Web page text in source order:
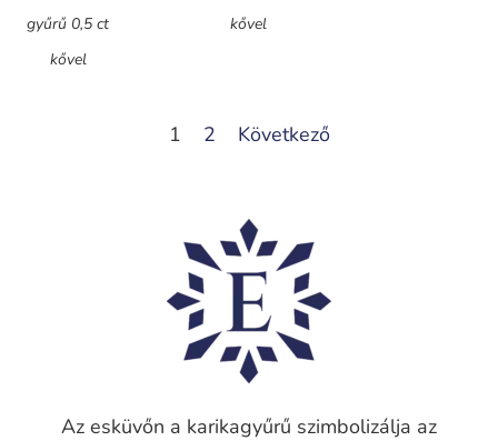
gyűrű 0,5 ct
kővel
kővel
1 2 Következő
Az esküvőn a karikagyűrű szimbolizálja az